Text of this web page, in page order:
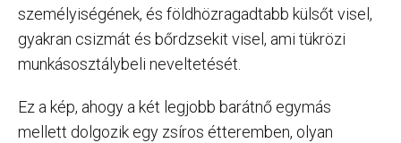
személyiségének, és földhözragadtabb külsőt visel,
gyakran csizmát és bőrdzsekit visel, ami tükrözi
munkásosztálybeli neveltetését.
Ez a kép, ahogy a két legjobb barátnő egymás
mellett dolgozik egy zsíros étteremben, olyan